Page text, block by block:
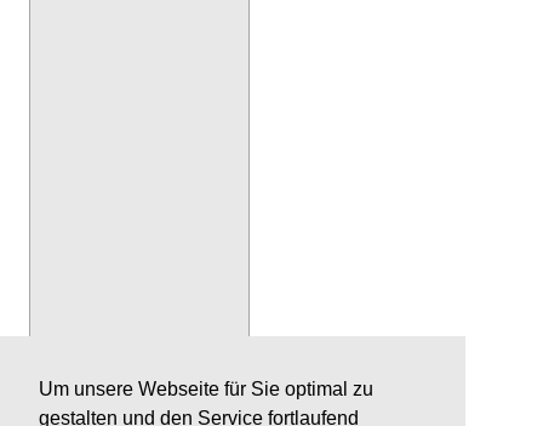
Um unsere Webseite für Sie optimal zu
gestalten und den Service fortlaufend